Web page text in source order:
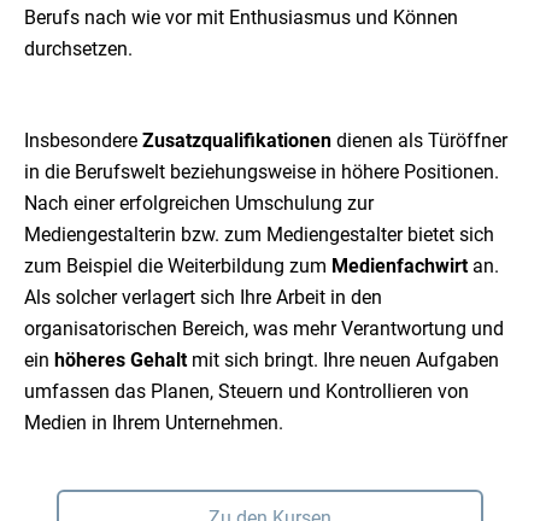
Berufs nach wie vor mit Enthusiasmus und Können
durchsetzen.
Insbesondere Zusatzqualifikationen dienen als Türöffner
in die Berufswelt beziehungsweise in höhere Positionen.
Nach einer erfolgreichen Umschulung zur
Mediengestalterin bzw. zum Mediengestalter bietet sich
zum Beispiel die Weiterbildung zum Medienfachwirtan.
Als solcher verlagert sich Ihre Arbeit in den
organisatorischen Bereich, was mehr Verantwortung und
ein höheres Gehaltmit sich bringt. Ihre neuen Aufgaben
umfassen das Planen, Steuern und Kontrollieren von
Medien in Ihrem Unternehmen.